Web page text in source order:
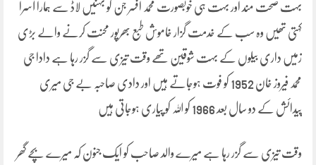
بہت صحت مند اور بہت ہی خوبصورت محمد افسر جن کو بہنیں لاڈ سے ہمارا آسرا
کہتی تھیں وہ سب کے خدمت گزار خاموش طبع بھرپور محنت کرنے والے بڑی
زمیں داری بیلوں کے بہت شوقین تھے وقت تیزی سے گزر رہا ہے دادا جی
محمد فیروز خان 1952 کو فوت ہوجاتے ہیں اور دادی صاحبہ بے جی میری
پیدائش کے دو سال بعد 1966 کو اللہ کو پیاری ہوجاتی ہیں
وقت تیزی سے گزر رہا ہے میرے والد صاحب کو ایک جنون کہ میرے بچے گھر